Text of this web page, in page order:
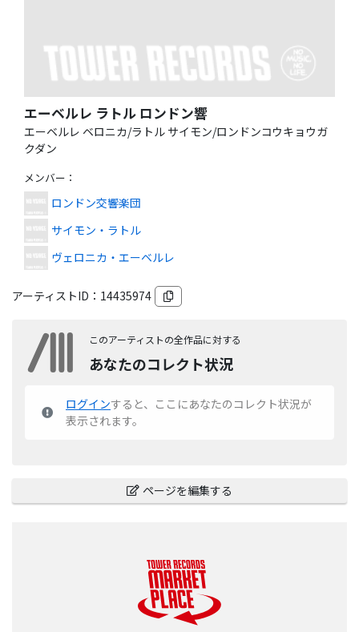
エーベルレ ラトル ロンドン響
エーベルレ ベロニカ/ラトル サイモン/ロンドンコウキョウガ
クダン
メンバー ：
ロンドン交響楽団
サイモン・ラトル
ヴェロニカ・エーベルレ
アーティストID： 14435974
このアーティストの全作品に対する
あなたのコレクト状況
ログインすると、ここにあなたのコレクト状況が
表示されます。
ページを編集する